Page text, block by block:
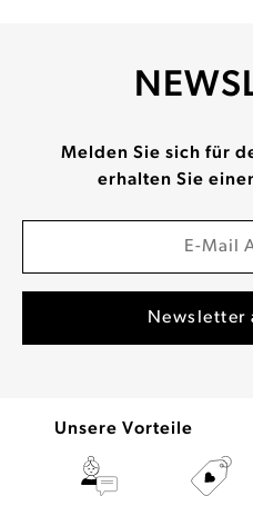
Melden Sie sich für
erhalten Sie
Unsere Vorteile